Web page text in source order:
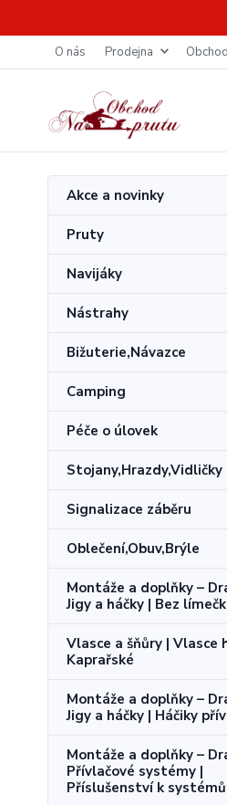
O nás Prodejna
Akce a novinky
Pruty
Navijáky
Nástrahy
Bižuterie,Návazce
Camping
Péče o úlovek
Stojany,Hrazdy,Vidličky
Signalizace záběru
Oblečení,Obuv,Brýle
Montáže a doplňky –
Jigy a háčky | Bez
Vlasce a šňůry | Vlasce
Kaprařské
Montáže a doplňky –
Jigy a háčky | Háčiky
Montáže a doplňky –
Přívlačové systémy |
Příslušenství k